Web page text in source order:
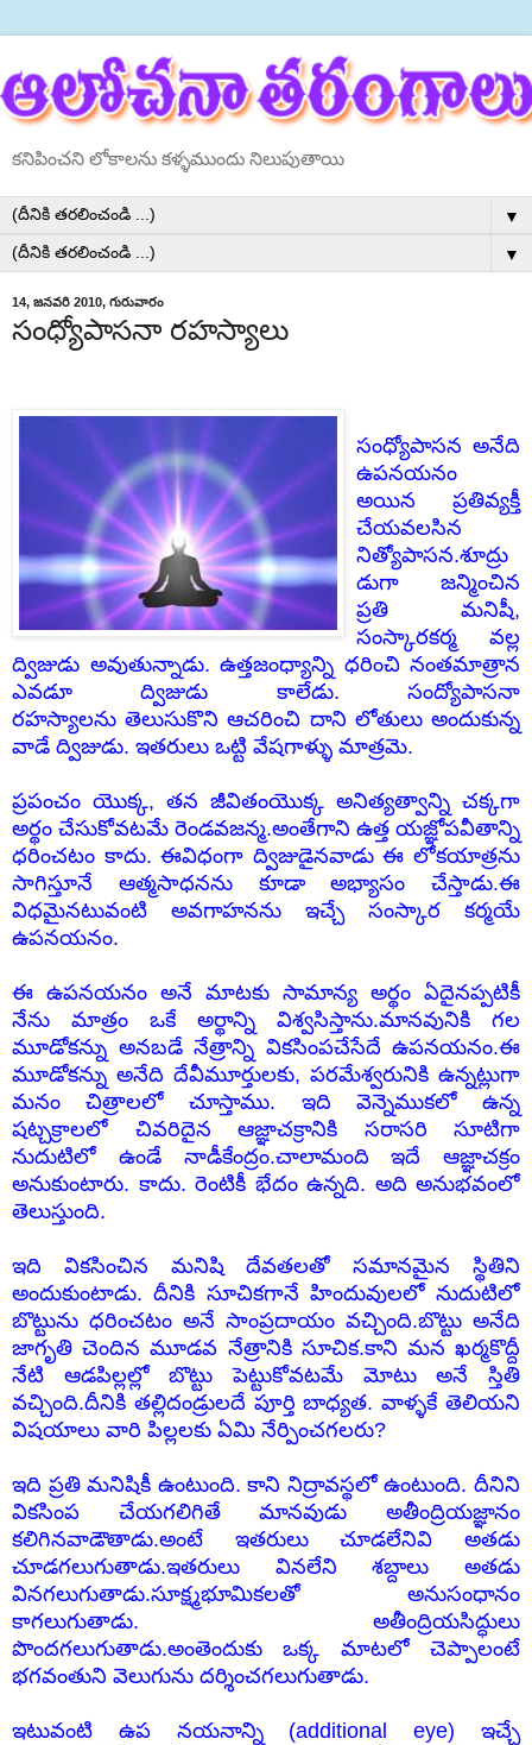
కనిపించని లోకాలను కళ్ళముందు నిలుపుతాయి
▼
▼
14, జనవరి 2010, గురువారం
సంధ్యోపాసనా రహస్యాలు
సంధ్యోపాసన అనేది
ఉపనయనం
అయిన ప్రతివ్యక్తీ
చేయవలసిన
నిత్యోపాసన.శూద్రు
డుగా జన్మించిన
ప్రతి మనిషీ,
సంస్కారకర్మ వల్ల
ద్విజుడు అవుతున్నాడు. ఉత్తజంధ్యాన్ని ధరించి నంతమాత్రాన
ఎవడూ ద్విజుడు కాలేడు. సంద్యోపాసనా
రహస్యాలను తెలుసుకొని ఆచరించి దాని లోతులు అందుకున్న
వాడే ద్విజుడు. ఇతరులు ఒట్టి వేషగాళ్ళు మాత్రమె.
ప్రపంచం యొక్క, తన జీవితంయొక్క అనిత్యత్వాన్ని చక్కగా
అర్థం చేసుకోవటమే రెండవజన్మ.అంతేగాని ఉత్త యజ్ఞోపవీతాన్ని
ధరించటం కాదు. ఈవిధంగా ద్విజుడైనవాడు ఈ లోకయాత్రను
సాగిస్తూనే ఆత్మసాధనను కూడా అభ్యాసం చేస్తాడు.ఈ
విధమైనటువంటి అవగాహనను ఇచ్చే సంస్కార కర్మయే
ఉపనయనం.
ఈ ఉపనయనం అనే మాటకు సామాన్య అర్థం ఏదైనప్పటికీ
నేను మాత్రం ఒకే అర్థాన్ని విశ్వసిస్తాను.మానవునికి గల
మూడోకన్ను అనబడే నేత్రాన్ని వికసింపచేసేదే ఉపనయనం.ఈ
మూడోకన్ను అనేది దేవీమూర్తులకు, పరమేశ్వరునికి ఉన్నట్లుగా
మనం చిత్రాలలో చూస్తాము. ఇది వెన్నెముకలో ఉన్న
షట్చక్రాలలో చివరిదైన ఆజ్ఞాచక్రానికి సరాసరి సూటిగా
నుదుటిలో ఉండే నాడీకేంద్రం.చాలామంది ఇదే ఆజ్ఞాచక్రం
అనుకుంటారు. కాదు. రెంటికీ భేదం ఉన్నది. అది అనుభవంలో
తెలుస్తుంది.
ఇది వికసించిన మనిషి దేవతలతో సమానమైన స్థితిని
అందుకుంటాడు. దీనికి సూచికగానే హిందువులలో నుదుటిలో
బొట్టును ధరించటం అనే సాంప్రదాయం వచ్చింది.బొట్టు అనేది
జాగృతి చెందిన మూడవ నేత్రానికి సూచిక.కాని మన ఖర్మకొద్దీ
నేటి ఆడపిల్లల్లో బొట్టు పెట్టుకోవటమే మోటు అనే స్తితి
వచ్చింది.దీనికి తల్లిదండ్రులదే పూర్తి బాధ్యత. వాళ్ళకే తెలియని
విషయాలు వారి పిల్లలకు ఏమి నేర్పించగలరు?
ఇది ప్రతి మనిషికీ ఉంటుంది. కాని నిద్రావస్థలో ఉంటుంది. దీనిని
వికసింప చేయగలిగితే మానవుడు అతీంద్రియజ్ఞానం
కలిగినవాడౌతాడు.అంటే ఇతరులు చూడలేనివి అతడు
చూడగలుగుతాడు.ఇతరులు వినలేని శబ్దాలు అతడు
వినగలుగుతాడు.సూక్ష్మభూమికలతో అనుసంధానం
కాగలుగుతాడు. అతీంద్రియసిద్ధులు
పొందగలుగుతాడు.అంతెందుకు ఒక్క మాటలో చెప్పాలంటే
భగవంతుని వెలుగును దర్శించగలుగుతాడు.
ఇటువంటి ఉప నయనాన్ని (additional eye) ఇచ్చే